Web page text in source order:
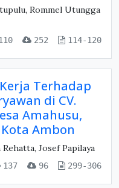
Rommel Utungga
252 114-120
Terhadap
di CV.
Amahusu,
Ambon
Josef Papilaya
137 96 299-306